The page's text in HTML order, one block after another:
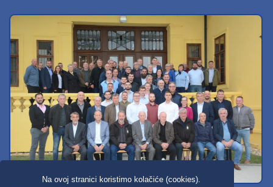
Na ovoj stranici koristimo kolačiće (cookies).